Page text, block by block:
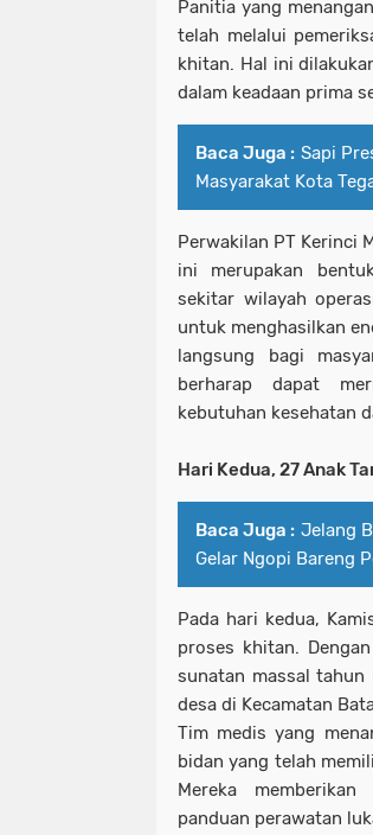
Panitia yang
telah melalui
khitan. Hal ini
dalam keadaan prima
Baca Juga : Sapi
Masyarakat Kota
Perwakilan PT Kerinci
ini merupakan
sekitar wilayah
untuk menghasilkan
langsung bagi
berharap dapat
kebutuhan kesehatan
Hari Kedua, 27 Anak
Baca Juga : Jelang
Gelar Ngopi Bareng
Pada hari kedua,
proses khitan.
sunatan massal tahun
desa di Kecamatan
Tim medis yang
bidan yang telah
Mereka
panduan perawatan